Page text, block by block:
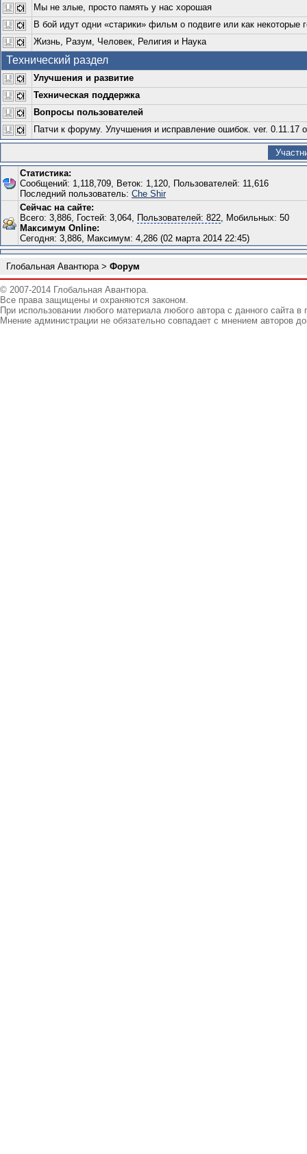
Мы не злые, просто память у нас хорошая
В бой идут одни «старики» фильм о подвиге или как некоторые
Жизнь, Разум, Человек, Религия и Наука
Технический раздел
Улучшения и развитие
Техническая поддержка
Вопросы пользователей
Патчи к форуму. Улучшения и исправление ошибок. ver. 0.11.17
Статистика:
Сообщений: 1,118,709, Веток: 1,120, Пользователей: 11,616
Последний пользователь: Che Shir
Сейчас на сайте:
Всего: 3,886, Гостей: 3,064, Пользователей: 822, Мобильных: 50
Максимум Online:
Сегодня: 3,886, Максимум: 4,286 (02 марта 2014 22:45)
Глобальная Авантюра> Форум
© 2007-2014 Глобальная Авантюра.
Все права защищены и охраняются законом.
При использовании любого материала любого автора с данного сайта
Мнение администрации не обязательно совпадает с мнением авторов